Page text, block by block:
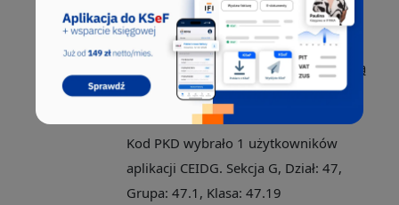
niewyspecjalizowanych
sklepach
Sekcja ta obejmuje: - sprzedaż hurtową
i detaliczną (tj. sprzedaż
niewymagającą ...
Kod PKD wybrało 1 użytkowników
aplikacji CEIDG. Sekcja G, Dział: 47,
Grupa: 47.1, Klasa: 47.19